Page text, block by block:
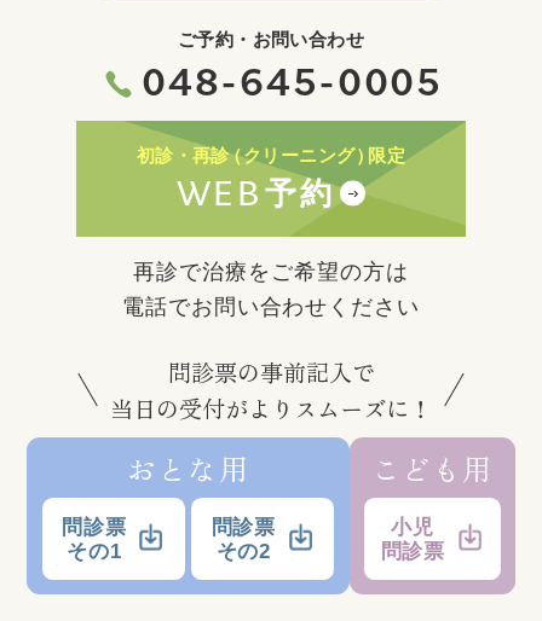
ご予約・お問い合わせ
048-645-0005
初診・再診（クリーニング）限定
WEB 予約
再診で治療をご希望の方は
電話でお問い合わせください
問診票の事前記入で
当日の受付がよりスムーズに！
おとな用
問診票
その1
問診票
その2
こども用
小児
問診票